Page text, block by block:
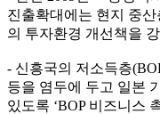
진출확대에는 현지 중
의 투자환경 개선책을
- 신흥국의 저소득층
등을 염두에 두고 일본
있도록 ‘BOP 비즈니스